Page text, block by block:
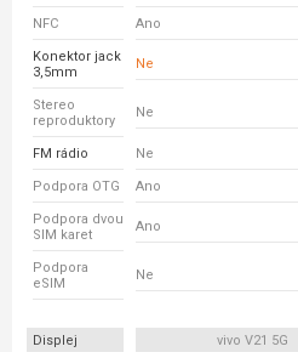
NFC Ano
Konektor jack
3,5mm
Ne
Stereo
reproduktory
Ne
FM rádio Ne
Podpora OTG Ano
Podpora dvou
SIM karet
Ano
Podpora
eSIM
Ne
Displej vivo V21 5G